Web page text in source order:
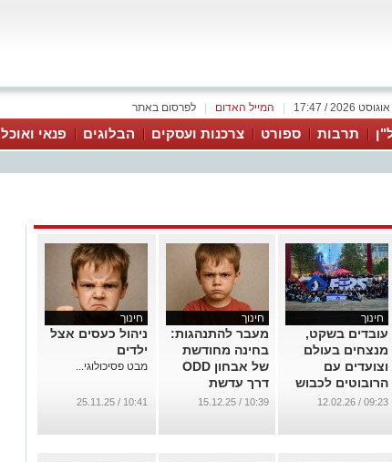
לפרסום באתר המייל האדום
תרבות ספורט צרכנות ועסקים הבלוגים פנאי ואוכל
חינוך
עובדים בשקט,
מנצחים בעולם
וצועדים עם
הרובוטים לכבוש
אותו
09:23 / 12.02.26
חינוך
מעבר להתנהגות:
בחינה מחודשת
של אבחון ODD
דרך עדשת
...
10:39 / 15.12.25
חינוך
ניהול כעסים אצל
ילדים
מבט פסיכולוגי...
10:41 / 25.11.25